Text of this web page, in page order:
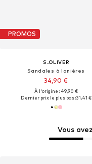
PROMOS
S.OLIVER
Sandales à lanières
34,90 €
À l'origine : 49,90 €
Dernier prix le plus bas :31,41 €
Vous